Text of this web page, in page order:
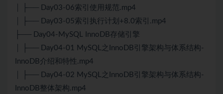
│ ├── Day03-06索引使用规范.mp4
│ ├── Day03-05索引执行计划+8.0索引.mp4
├── Day04-MySQL InnoDB存储引擎
│ ├── Day04-01 MySQL之InnoDB引擎架构与体系结构-
InnoDB介绍和特性.mp4
│ ├── Day04-02 MySQL之InnoDB引擎架构与体系结构-
InnoDB整体架构.mp4